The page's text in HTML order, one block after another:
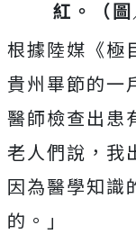
紅。（
根據陸媒《極
貴州畢節的一
醫師檢查出患
老人們說，我
因為醫學知識
的。」